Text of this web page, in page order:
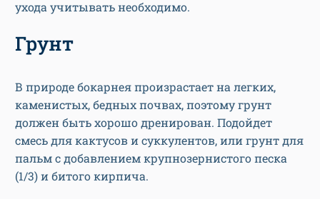
ухода учитывать необходимо.
Грунт
В природе бокарнея произрастает на легких,
каменистых, бедных почвах, поэтому грунт
должен быть хорошо дренирован. Подойдет
смесь для кактусов и суккулентов, или грунт для
пальм с добавлением крупнозернистого песка
(1/3) и битого кирпича.